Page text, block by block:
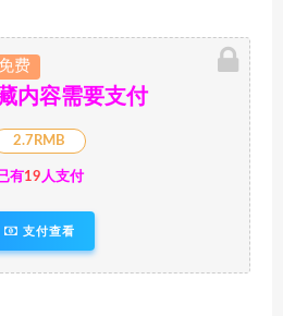
费
内容需要支付
2.7RMB
有19人支付
支付查看